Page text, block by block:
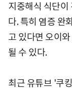
지중해식 식단이
다. 특히 염증 완
고 있다면 오이
될 수 있다.
최근 유튜브 '쿠